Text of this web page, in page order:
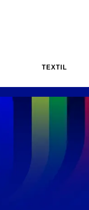
TEXTIL